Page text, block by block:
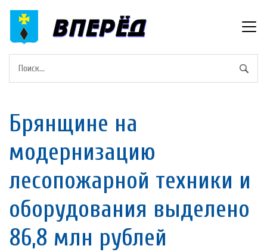
Брянщине на
модернизацию
лесопожарной техники и
оборудования выделено
86,8 млн рублей